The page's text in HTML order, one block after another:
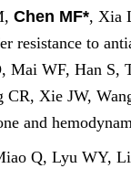
Chen MF*, Xia
resistance to
Mai WF, Han S,
CR, Xie JW,
and
Q, Lyu WY,